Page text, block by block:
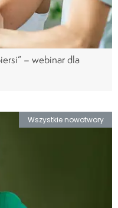
– webinar dla
Wszystkie nowotwory